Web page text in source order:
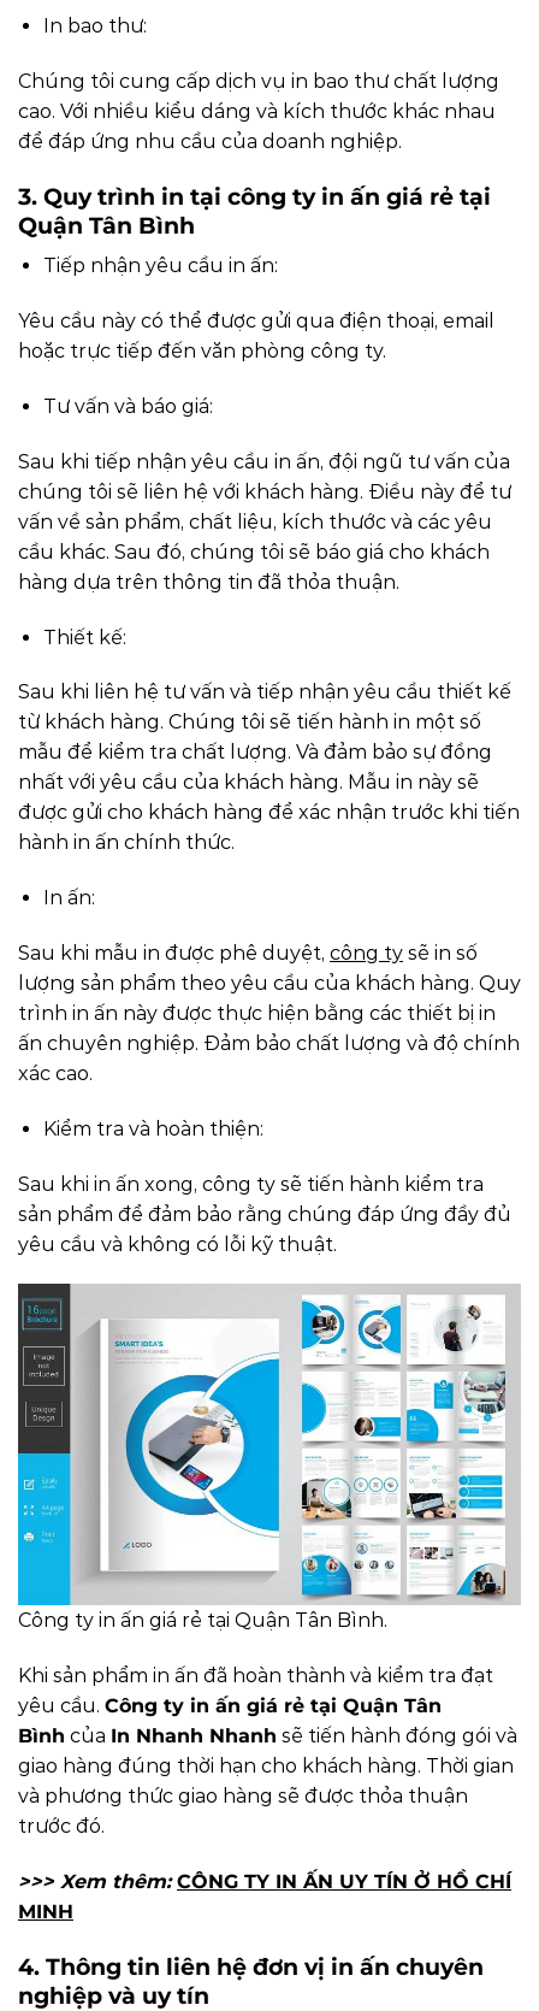
In bao thư:
Chúng tôi cung cấp dịch vụ in bao thư chất lượng
cao. Với nhiều kiểu dáng và kích thước khác nhau
để đáp ứng nhu cầu của doanh nghiệp.
3. Quy trình in tại công ty in ấn giá rẻ tại
Quận Tân Bình
Tiếp nhận yêu cầu in ấn:
Yêu cầu này có thể được gửi qua điện thoại, email
hoặc trực tiếp đến văn phòng công ty.
Tư vấn và báo giá:
Sau khi tiếp nhận yêu cầu in ấn, đội ngũ tư vấn của
chúng tôi sẽ liên hệ với khách hàng. Điều này để tư
vấn về sản phẩm, chất liệu, kích thước và các yêu
cầu khác. Sau đó, chúng tôi sẽ báo giá cho khách
hàng dựa trên thông tin đã thỏa thuận.
Thiết kế:
Sau khi liên hệ tư vấn và tiếp nhận yêu cầu thiết kế
từ khách hàng. Chúng tôi sẽ tiến hành in một số
mẫu để kiểm tra chất lượng. Và đảm bảo sự đồng
nhất với yêu cầu của khách hàng. Mẫu in này sẽ
được gửi cho khách hàng để xác nhận trước khi tiến
hành in ấn chính thức.
In ấn:
Sau khi mẫu in được phê duyệt, công ty sẽ in số
lượng sản phẩm theo yêu cầu của khách hàng. Quy
trình in ấn này được thực hiện bằng các thiết bị in
ấn chuyên nghiệp. Đảm bảo chất lượng và độ chính
xác cao.
Kiểm tra và hoàn thiện:
Sau khi in ấn xong, công ty sẽ tiến hành kiểm tra
sản phẩm để đảm bảo rằng chúng đáp ứng đầy đủ
yêu cầu và không có lỗi kỹ thuật.
Công ty in ấn giá rẻ tại Quận Tân Bình.
Khi sản phẩm in ấn đã hoàn thành và kiểm tra đạt
yêu cầu. Công ty in ấn giá rẻ tại Quận Tân
Bình của In Nhanh Nhanh sẽ tiến hành đóng gói và
giao hàng đúng thời hạn cho khách hàng. Thời gian
và phương thức giao hàng sẽ được thỏa thuận
trước đó.
>>> Xem thêm: CÔNG TY IN ẤN UY TÍN Ở HỒ CHÍ
MINH
4. Thông tin liên hệ đơn vị in ấn chuyên
nghiệp và uy tín